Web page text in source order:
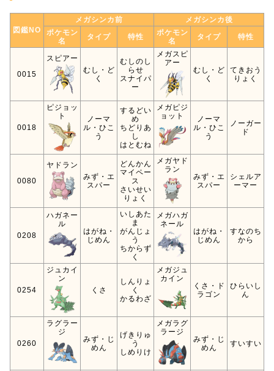
図鑑NO
メガシンカ前
メガシンカ後
ポケモン
名
タイプ 特性
ポケモン
名
タイプ 特性
0015
スピアー
むし・ど
く
むしのし
らせ
スナイパ
ー
メガスピ
アー
むし・ど
く
てきおう
りょく
0018
ピジョッ
ト
ノーマ
ル・ひこ
う
するどい
め
ちどりあ
し
はとむね
メガピジ
ョット
ノーマ
ル・ひこ
う
ノーガー
ド
0080
ヤドラン
みず・エ
スパー
どんかん
マイペー
ス
さいせい
りょく
メガヤド
ラン
みず・エ
スパー
シェルア
ーマー
0208
ハガネー
ル
はがね・
じめん
いしあた
ま
がんじょ
う
ちからず
く
メガハガ
ネール
はがね・
じめん
すなのち
から
0254
ジュカイ
ン
くさ
しんりょ
く
かるわざ
メガジュ
カイン
くさ・ド
ラゴン
ひらいし
ん
0260
ラグラー
ジ
みず・じ
めん
げきりゅ
う
しめりけ
メガラグ
ラージ
みず・じ
めん
すいすい